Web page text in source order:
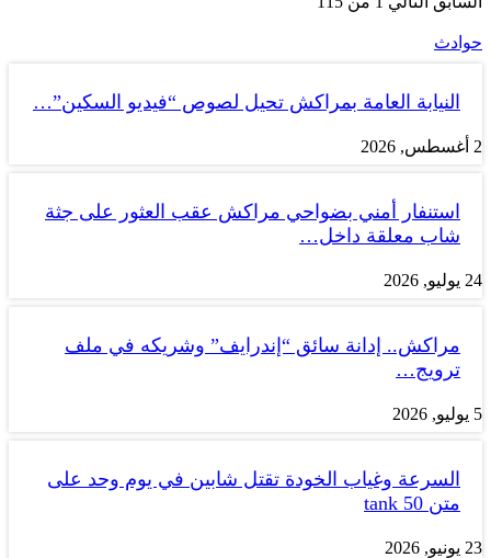
حوادث
النيابة العامة بمراكش تحيل لصوص “فيديو السكين”…
2 أغسطس, 2026
استنفار أمني بضواحي مراكش عقب العثور على جثة
شاب معلقة داخل…
24 يوليو, 2026
مراكش.. إدانة سائق “إندرايف” وشريكه في ملف
ترويج…
5 يوليو, 2026
السرعة وغياب الخودة تقتل شابين في يوم وحد على
متن tank 50
23 يونيو, 2026